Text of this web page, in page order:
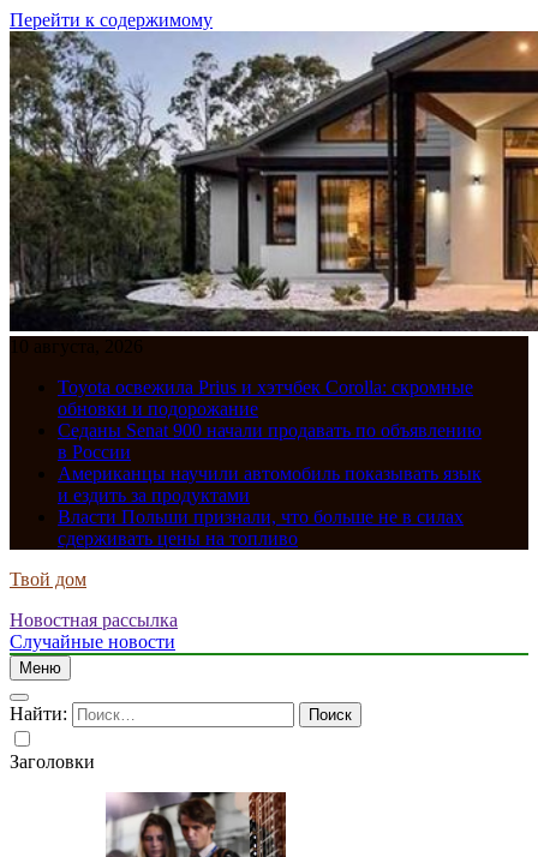
Перейти к содержимому
10 августа, 2026
Toyota освежила Prius и хэтчбек Corolla: скромные
обновки и подорожание
Седаны Senat 900 начали продавать по объявлению
в России
Американцы научили автомобиль показывать язык
и ездить за продуктами
Власти Польши признали, что больше не в силах
сдерживать цены на топливо
Твой дом
Новостная рассылка
Случайные новости
Меню
Найти:
Заголовки